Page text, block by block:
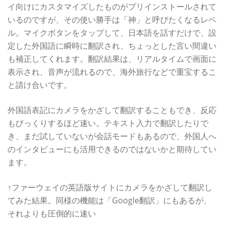
イ向けにカスタマイズしたものがプリインストールされて
いるのですが、その使い勝手は「神」と呼びたくなるレベ
ル。マイクボタンをタップして、日本語を話すだけで、設
定した外国語に瞬時に翻訳され、ちょっとした言い間違い
も補正してくれます。翻訳結果は、リアルタイムで画面に
表示され、音声が流れるので、海外旅行などで重宝するこ
と請け合いです。
外国語表記にカメラをかざして翻訳することもでき、反応
もびっくりするほど速い。テキスト入力で翻訳したりで
き、まだ試していないが会話モードもあるので、外国人へ
のインタビューにも活用できるのではないかと期待してい
ます。
↑ファーウェイの英語版サイトにカメラをかざして翻訳し
てみた結果。同様の機能は「Google翻訳」にもあるが、
それよりも圧倒的に速い